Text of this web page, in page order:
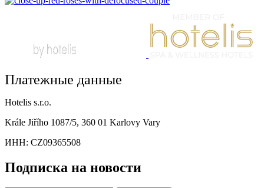
Платежные данные
Hotelis s.r.o.
Krále Jiřího 1087/5, 360 01 Karlovy Vary
ИНН: CZ09365508
Подписка на новости